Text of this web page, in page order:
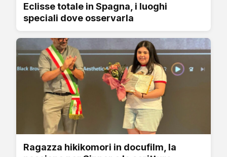
Eclisse totale in Spagna, i luoghi
speciali dove osservarla
Ragazza hikikomori in docufilm, la